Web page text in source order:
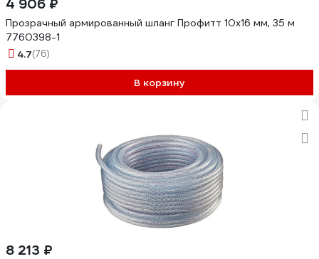
4 906 ₽
Прозрачный армированный шланг Профитт 10х16 мм, 35 м
7760398-1
4.7(76)
В корзину
8 213 ₽